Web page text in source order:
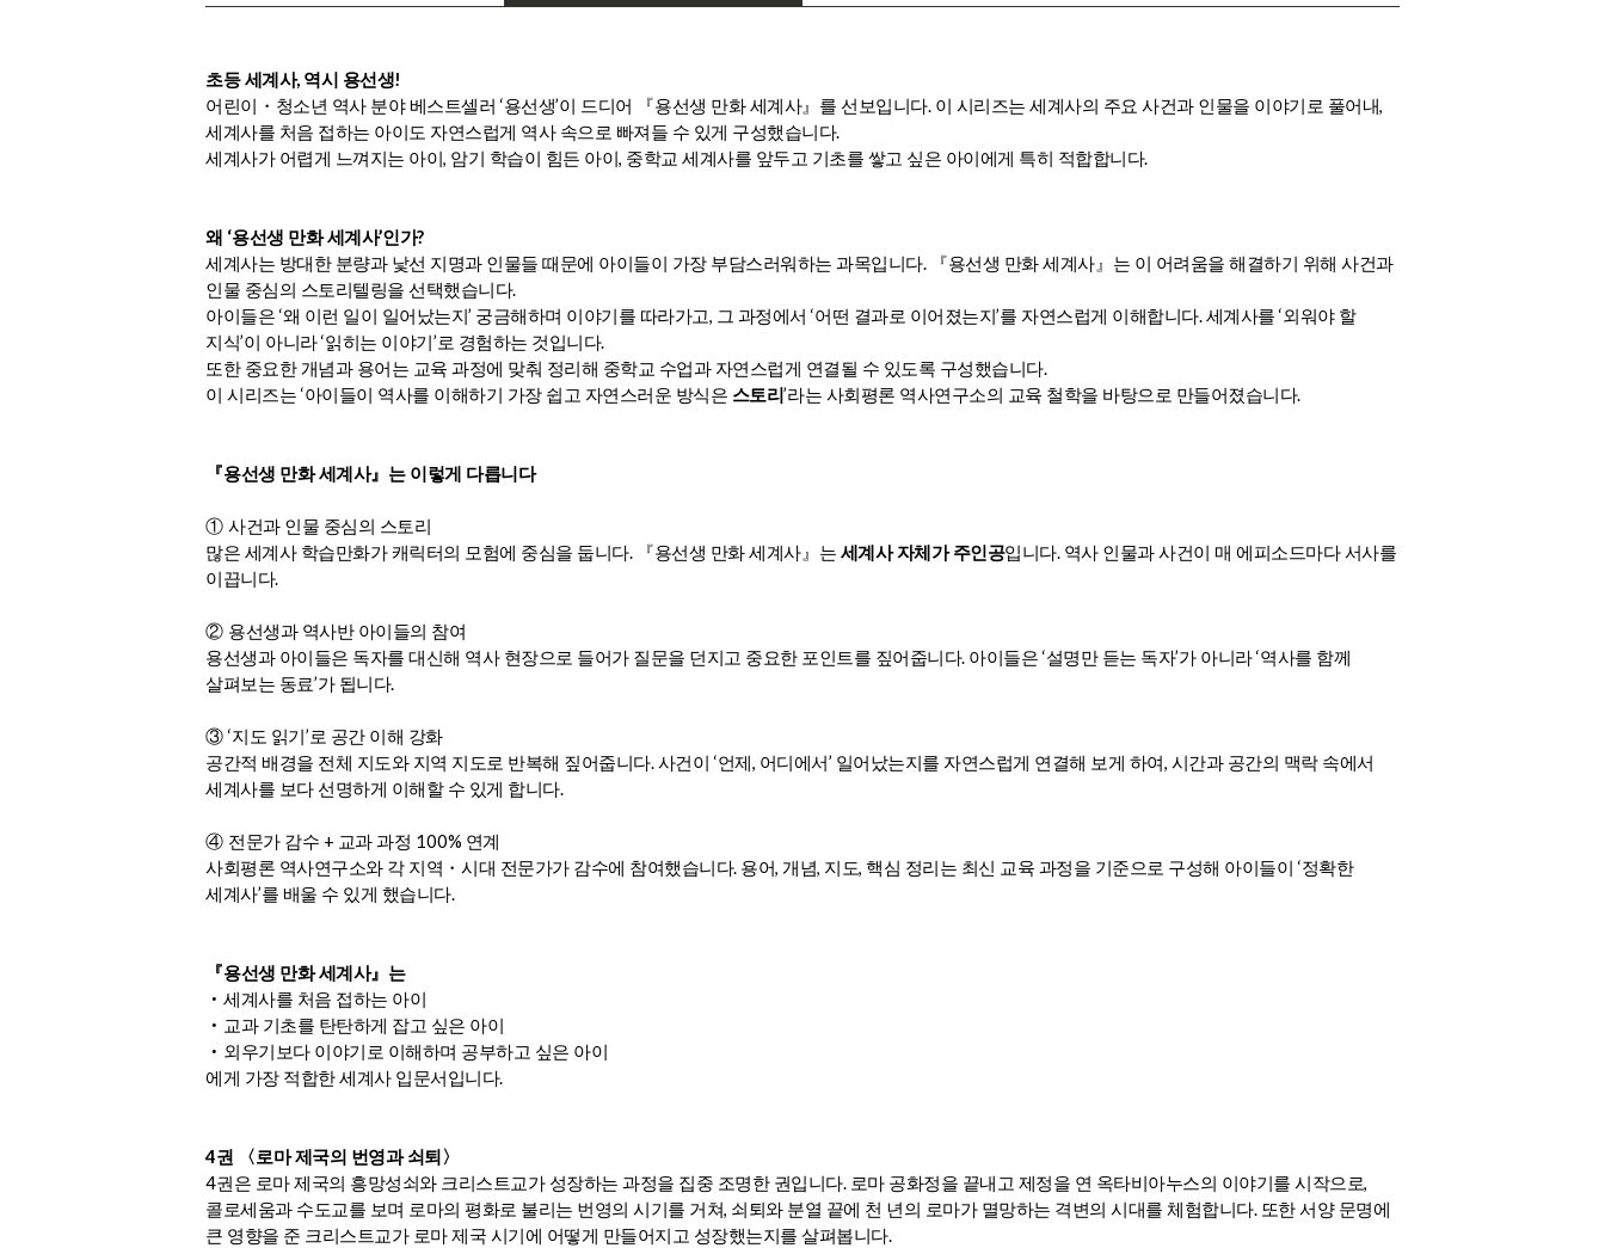
초등 세계사, 역시 용선생!
어린이 ・ 청소년 역사 분야 베스트셀러 ‘용선생’이 드디어 『용선생 만화 세계사』 를 선보입니다. 이 시리즈는 세계사의 주요 사건과 인물을 이야기로 풀어내,
세계사를 처음 접하는 아이도 자연스럽게 역사 속으로 빠져들 수 있게 구성했습니다.
세계사가 어렵게 느껴지는 아이 , 암기 학습이 힘든 아이 , 중학교 세계사를 앞두고 기초를 쌓고 싶은 아이에게 특히 적합합니다.
왜 ‘용선생 만화 세계사’인가?
세계사는 방대한 분량과 낯선 지명과 인물들 때문에 아이들이 가장 부담스러워하는 과목입니다. 『용선생 만화 세계사』 는 이 어려움을 해결하기 위해 사건과
인물 중심의 스토리텔링을 선택했습니다.
아이들은 ‘왜 이런 일이 일어났는지 ’ 궁금해하며 이야기를 따라가고, 그 과정에서 ‘어떤 결과로 이어졌는지 ’를 자연스럽게 이해합니다.세계사를 ‘외워야 할
지식’이 아니라‘읽히는 이야기 ’로 경험하는 것입니다.
또한 중요한 개념과 용어는 교육 과정에 맞춰 정리해 중학교 수업과 자연스럽게 연결될 수 있도록 구성했습니다.
이 시리즈는 ‘아이들이 역사를 이해하기 가장 쉽고 자연스러운 방식은 스토리’라는 사회평론 역사연구소의 교육 철학을 바탕으로 만들어졌습니다.
『용선생 만화 세계사』 는 이렇게 다릅니다
① 사건과 인물 중심의 스토리
많은 세계사 학습만화가 캐릭터의 모험에 중심을 둡니다. 『용선생 만화 세계사』 는 세계사 자체가 주인공입니다. 역사 인물과 사건이 매 에피소드마다 서사를
이끕니다.
② 용선생과 역사반 아이들의 참여
용선생과 아이들은 독자를 대신해 역사 현장으로 들어가 질문을 던지고 중요한 포인트를 짚어줍니다. 아이들은 ‘설명만 듣는 독자’가 아니라‘역사를 함께
살펴보는 동료’가 됩니다.
③ ‘지도 읽기 ’로 공간 이해 강화
공간적 배경을 전체 지도와 지역 지도로 반복해 짚어줍니다.사건이 ‘언제 , 어디에서’ 일어났는지를 자연스럽게 연결해 보게 하여, 시간과 공간의 맥락 속에서
세계사를 보다 선명하게 이해할 수 있게 합니다.
④ 전문가 감수 + 교과 과정 100% 연계
사회평론 역사연구소와 각 지역 ・ 시대 전문가가 감수에 참여했습니다. 용어, 개념, 지도, 핵심 정리는 최신 교육 과정을 기준으로 구성해 아이들이 ‘정확한
세계사’를 배울 수 있게 했습니다.
『용선생 만화 세계사』 는
‧ 세계사를 처음 접하는 아이
‧ 교과 기초를 탄탄하게 잡고 싶은 아이
‧ 외우기보다 이야기로 이해하며 공부하고 싶은 아이
에게 가장 적합한 세계사 입문서입니다.
4권 〈로마 제국의 번영과 쇠퇴 〉
4권은 로마 제국의 흥망성쇠와 크리스트교가 성장하는 과정을 집중 조명한 권입니다. 로마 공화정을 끝내고 제정을 연 옥타비아누스의 이야기를 시작으로,
콜로세움과 수도교를 보며 로마의 평화로 불리는 번영의 시기를 거쳐, 쇠퇴와 분열 끝에 천 년의 로마가 멸망하는 격변의 시대를 체험합니다. 또한 서양 문명에
큰 영향을 준 크리스트교가 로마 제국 시기에 어떻게 만들어지고 성장했는지를 살펴봅니다.